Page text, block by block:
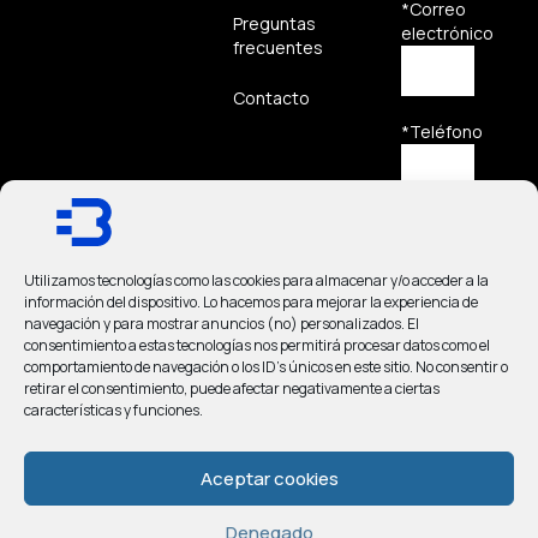
Utilizamos tecnologías como las cookies para almacenar y/o acceder a la
información del dispositivo. Lo hacemos para mejorar la experiencia de
navegación y para mostrar anuncios (no) personalizados. El
consentimiento a estas tecnologías nos permitirá procesar datos como el
comportamiento de navegación o los ID's únicos en este sitio. No consentir o
retirar el consentimiento, puede afectar negativamente a ciertas
características y funciones.
Aceptar cookies
Denegado
Preguntas
frecuentes
Contacto
*Correo
electrónico
*Teléfono
He
elAviso
Política